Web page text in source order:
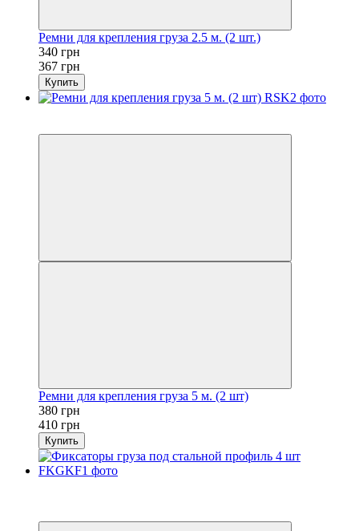
Ремни для крепления груза 2.5 м. (2 шт.)
340 грн
367 грн
Купить
Ремни для крепления груза 5 м. (2 шт)
380 грн
410 грн
Купить